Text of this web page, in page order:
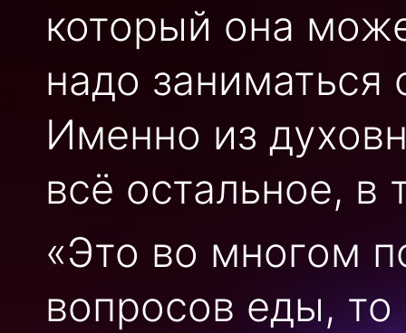
который она
надо
Именно из
всё остальное,
«Это во многом
вопросов еды,